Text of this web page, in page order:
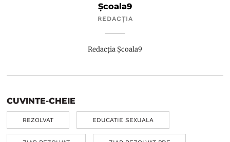
Școala9
REDACȚIA
Redacția Școala9
CUVINTE-CHEIE
REZOLVAT EDUCATIE SEXUALA